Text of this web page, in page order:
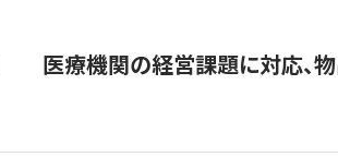
医療機関の経営課題に対応、